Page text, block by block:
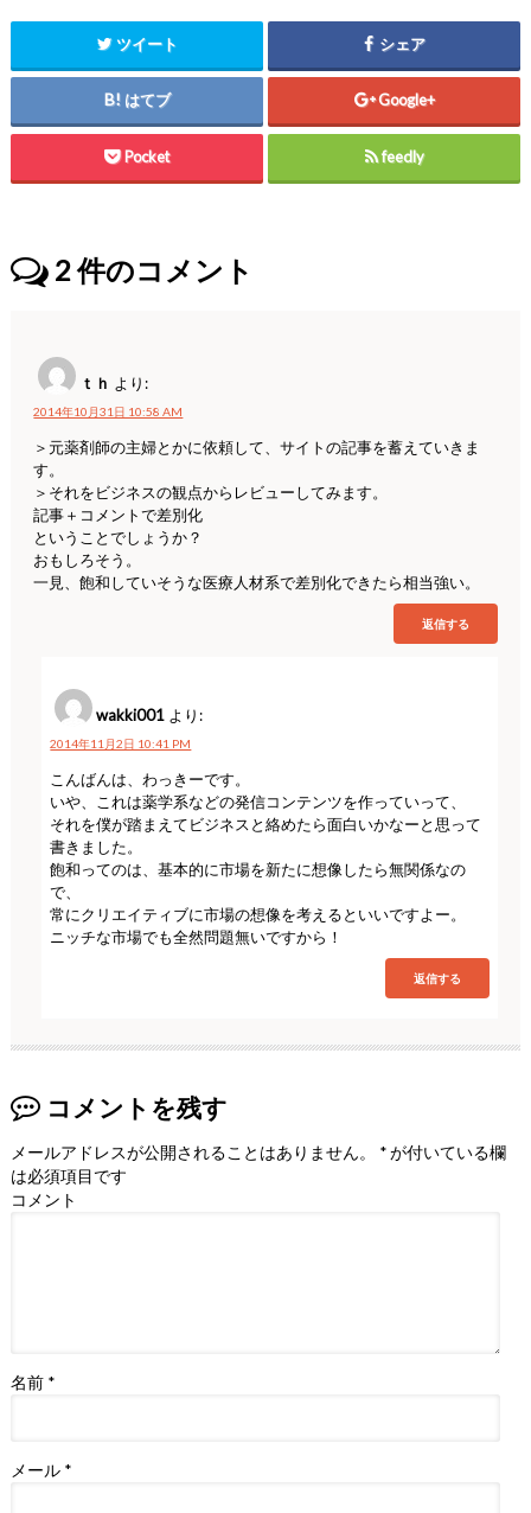
ツイート シェア
はてブ Google+
Pocket feedly
2件のコメント
ｔｈ より:
2014年10月31日 10:58 AM
＞元薬剤師の主婦とかに依頼して、サイトの記事を蓄えていきま
す。
＞それをビジネスの観点からレビューしてみます。
記事＋コメントで差別化
ということでしょうか？
おもしろそう。
一見、飽和していそうな医療人材系で差別化できたら相当強い。
返信する
wakki001 より:
2014年11月2日 10:41 PM
こんばんは、わっきーです。
いや、これは薬学系などの発信コンテンツを作っていって、
それを僕が踏まえてビジネスと絡めたら面白いかなーと思って
書きました。
飽和ってのは、基本的に市場を新たに想像したら無関係なの
で、
常にクリエイティブに市場の想像を考えるといいですよー。
ニッチな市場でも全然問題無いですから！
返信する
コメントを残す
メールアドレスが公開されることはありません。 *が付いている欄
は必須項目です
コメント
名前 *
メール *